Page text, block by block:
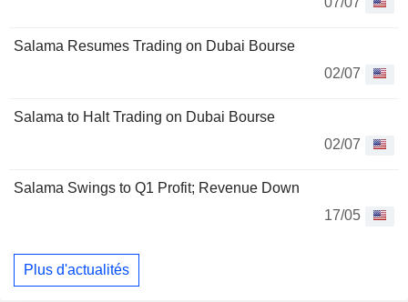
Salama Resumes Trading on Dubai Bourse
02/07
Salama to Halt Trading on Dubai Bourse
02/07
Salama Swings to Q1 Profit; Revenue Down
17/05
Plus d'actualités